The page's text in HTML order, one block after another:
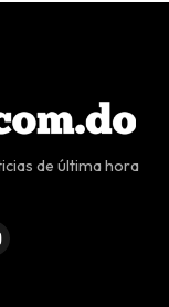
de última hora